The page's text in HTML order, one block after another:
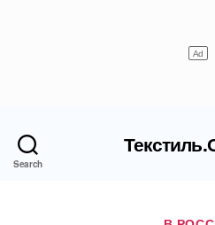
Search